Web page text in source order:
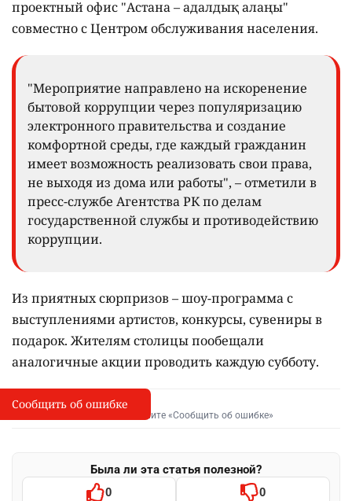
проектный офис "Астана – адалдық алаңы"
совместно с Центром обслуживания населения.
"Мероприятие направлено на искоренение
бытовой коррупции через популяризацию
электронного правительства и создание
комфортной среды, где каждый гражданин
имеет возможность реализовать свои права,
не выходя из дома или работы", – отметили в
пресс-службе Агентства РК по делам
государственной службы и противодействию
коррупции.
Из приятных сюрпризов – шоу-программа с
выступлениями артистов, конкурсы, сувениры в
подарок. Жителям столицы пообещали
аналогичные акции проводить каждую субботу.
I
Сообщить об опечатке
Выделите фрагмент и нажмите «Сообщить об ошибке»
Была ли эта статья полезной?
0 0
Сообщить об ошибке